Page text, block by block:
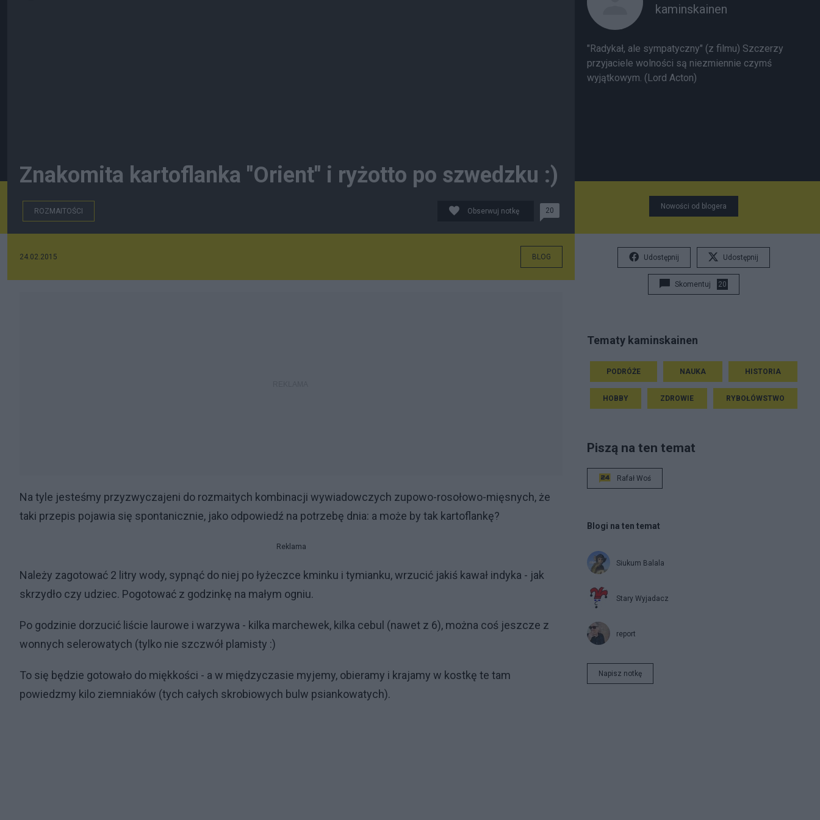
Znakomita kartoflanka "Orient" i ryżotto po szwedzku :)
ROZMAITOŚCI Obserwuj notkę 20
24.02.2015 BLOG
Na tyle jesteśmy przyzwyczajeni do rozmaitych kombinacji wywiadowczych zupowo-rosołowo-mięsnych, że
taki przepis pojawia się spontanicznie, jako odpowiedź na potrzebę dnia: a może by tak kartoflankę?
Reklama
Należy zagotować 2 litry wody, sypnąć do niej po łyżeczce kminku i tymianku, wrzucić jakiś kawał indyka - jak
skrzydło czy udziec. Pogotować z godzinkę na małym ogniu.
Po godzinie dorzucić liście laurowe i warzywa - kilka marchewek, kilka cebul (nawet z 6), można coś jeszcze z
wonnych selerowatych (tylko nie szczwół plamisty :)
To się będzie gotowało do miękkości - a w międzyczasie myjemy, obieramy i krajamy w kostkę te tam
powiedzmy kilo ziemniaków (tych całych skrobiowych bulw psiankowatych).
kaminskainen
"Radykał, ale sympatyczny" (z filmu) Szczerzy
przyjaciele wolności są niezmiennie czymś
wyjątkowym. (Lord Acton)
Nowości od blogera
Udostępnij Udostępnij
Skomentuj 20
Tematy kaminskainen
PODRÓŻE NAUKA HISTORIA
HOBBY ZDROWIE RYBOŁÓWSTWO
Piszą na ten temat
Rafał Woś
Blogi na ten temat
Siukum Balala
Stary Wyjadacz
report
Napisz notkę